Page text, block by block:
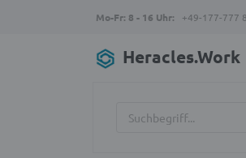
Mo-Fr: 8 - 16 Uhr: +49-177-777
Heracles.Work